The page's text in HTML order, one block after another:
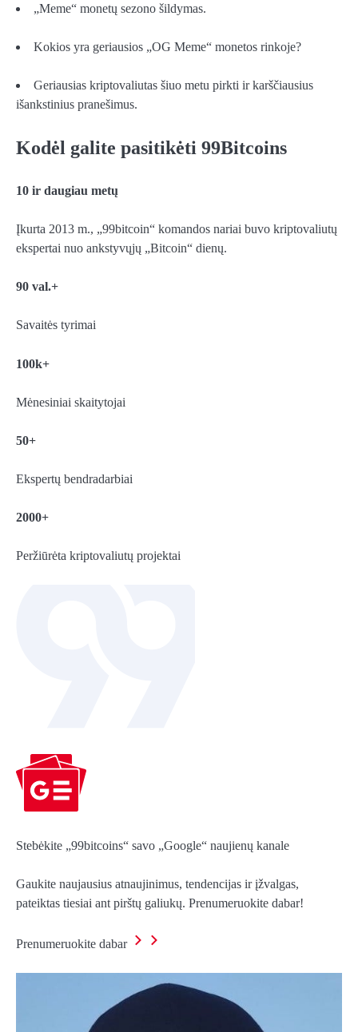
„Meme“ monetų sezono šildymas.
Kokios yra geriausios „OG Meme“ monetos rinkoje?
Geriausias kriptovaliutas šiuo metu pirkti ir karščiausius
išankstinius pranešimus.
Kodėl galite pasitikėti 99Bitcoins
10 ir daugiau metų
Įkurta 2013 m., „99bitcoin“ komandos nariai buvo kriptovaliutų
ekspertai nuo ankstyvųjų „Bitcoin“ dienų.
90 val.+
Savaitės tyrimai
100k+
Mėnesiniai skaitytojai
50+
Ekspertų bendradarbiai
2000+
Peržiūrėta kriptovaliutų projektai
Stebėkite „99bitcoins“ savo „Google“ naujienų kanale
Gaukite naujausius atnaujinimus, tendencijas ir įžvalgas,
pateiktas tiesiai ant pirštų galiukų. Prenumeruokite dabar!
Prenumeruokite dabar